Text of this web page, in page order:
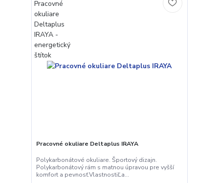
Pracovné okuliare Deltaplus IRAYA
Polykarbonátové okuliare. Športový dizajn.
Polykarbonátový rám s matnou úpravou pre vyšší
komfort a pevnosť.VlastnostiĽa...